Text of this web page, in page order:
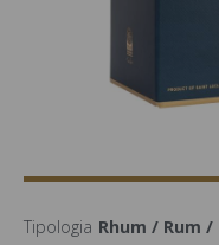
Tipologia Rhum / Rum /